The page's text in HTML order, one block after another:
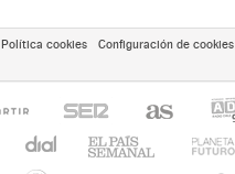
Política cookies Configuración de cookies